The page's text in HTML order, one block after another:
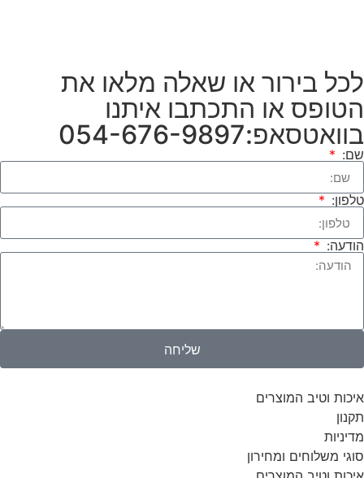
לכל בירור או שאלה מלאו את
הטופס או התכתבו איתנו
בוואטסאפ:054-676-9897
שם:
טלפון:
הודעה:
שליחה
איכות וטיב המוצרים
תקנון
מדיניות
סוגי משלוחים ומחירון